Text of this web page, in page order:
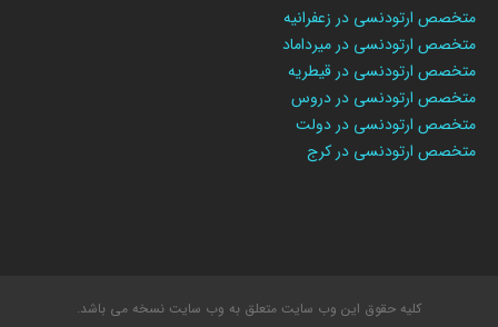
متخصص ارتودنسی در زعفرانیه
متخصص ارتودنسی در میرداماد
متخصص ارتودنسی در قیطریه
متخصص ارتودنسی در دروس
متخصص ارتودنسی در دولت
متخصص ارتودنسی در کرج
کلیه حقوق این وب سایت متعلق به وب سایت نسخه می باشد.